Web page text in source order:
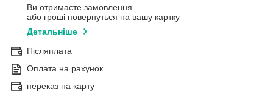
Ви отримаєте замовлення
або гроші повернуться на вашу картку
Детальніше
Післяплата
Оплата на рахунок
переказ на карту